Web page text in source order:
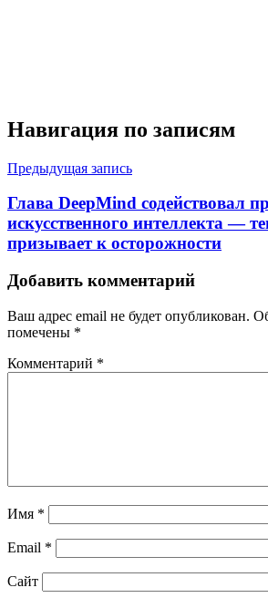
Навигация по записям
Предыдущая запись
Глава DeepMind содействовал
искусственного интеллекта —
призывает к осторожности
Добавить комментарий
Ваш адрес email не будет опубликован.
помечены *
Комментарий *
Имя *
Email *
Сайт